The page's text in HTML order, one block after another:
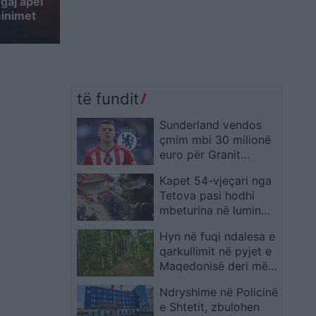
të fundit
Sunderland vendos
çmim mbi 30 milionë
euro për Granit
britanike tregon
arsyen e bllokimit të
transferimit
Kapet 54-vjeçari nga
Tetova pasi hodhi
mbeturina në lumin
Hyn në fuqi ndalesa e
qarkullimit në pyjet e
Maqedonisë deri më
Ndryshime në Policinë
e Shtetit, zbulohen